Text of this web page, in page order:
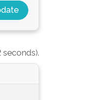
seconds).